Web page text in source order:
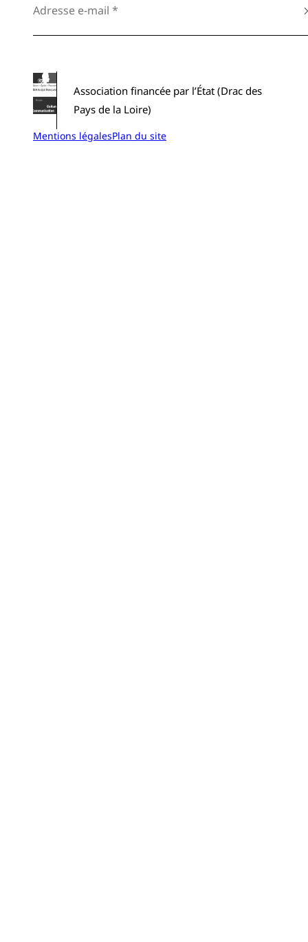
Association financée par l’État (Drac des
Pays de la Loire)
Mentions légalesPlan du site